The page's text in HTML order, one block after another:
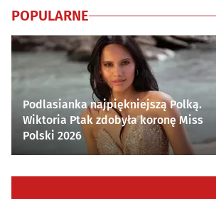
POPULARNE
Podlasianka najpiękniejszą Polką.
Wiktoria Ptak zdobyła koronę Miss
Polski 2026